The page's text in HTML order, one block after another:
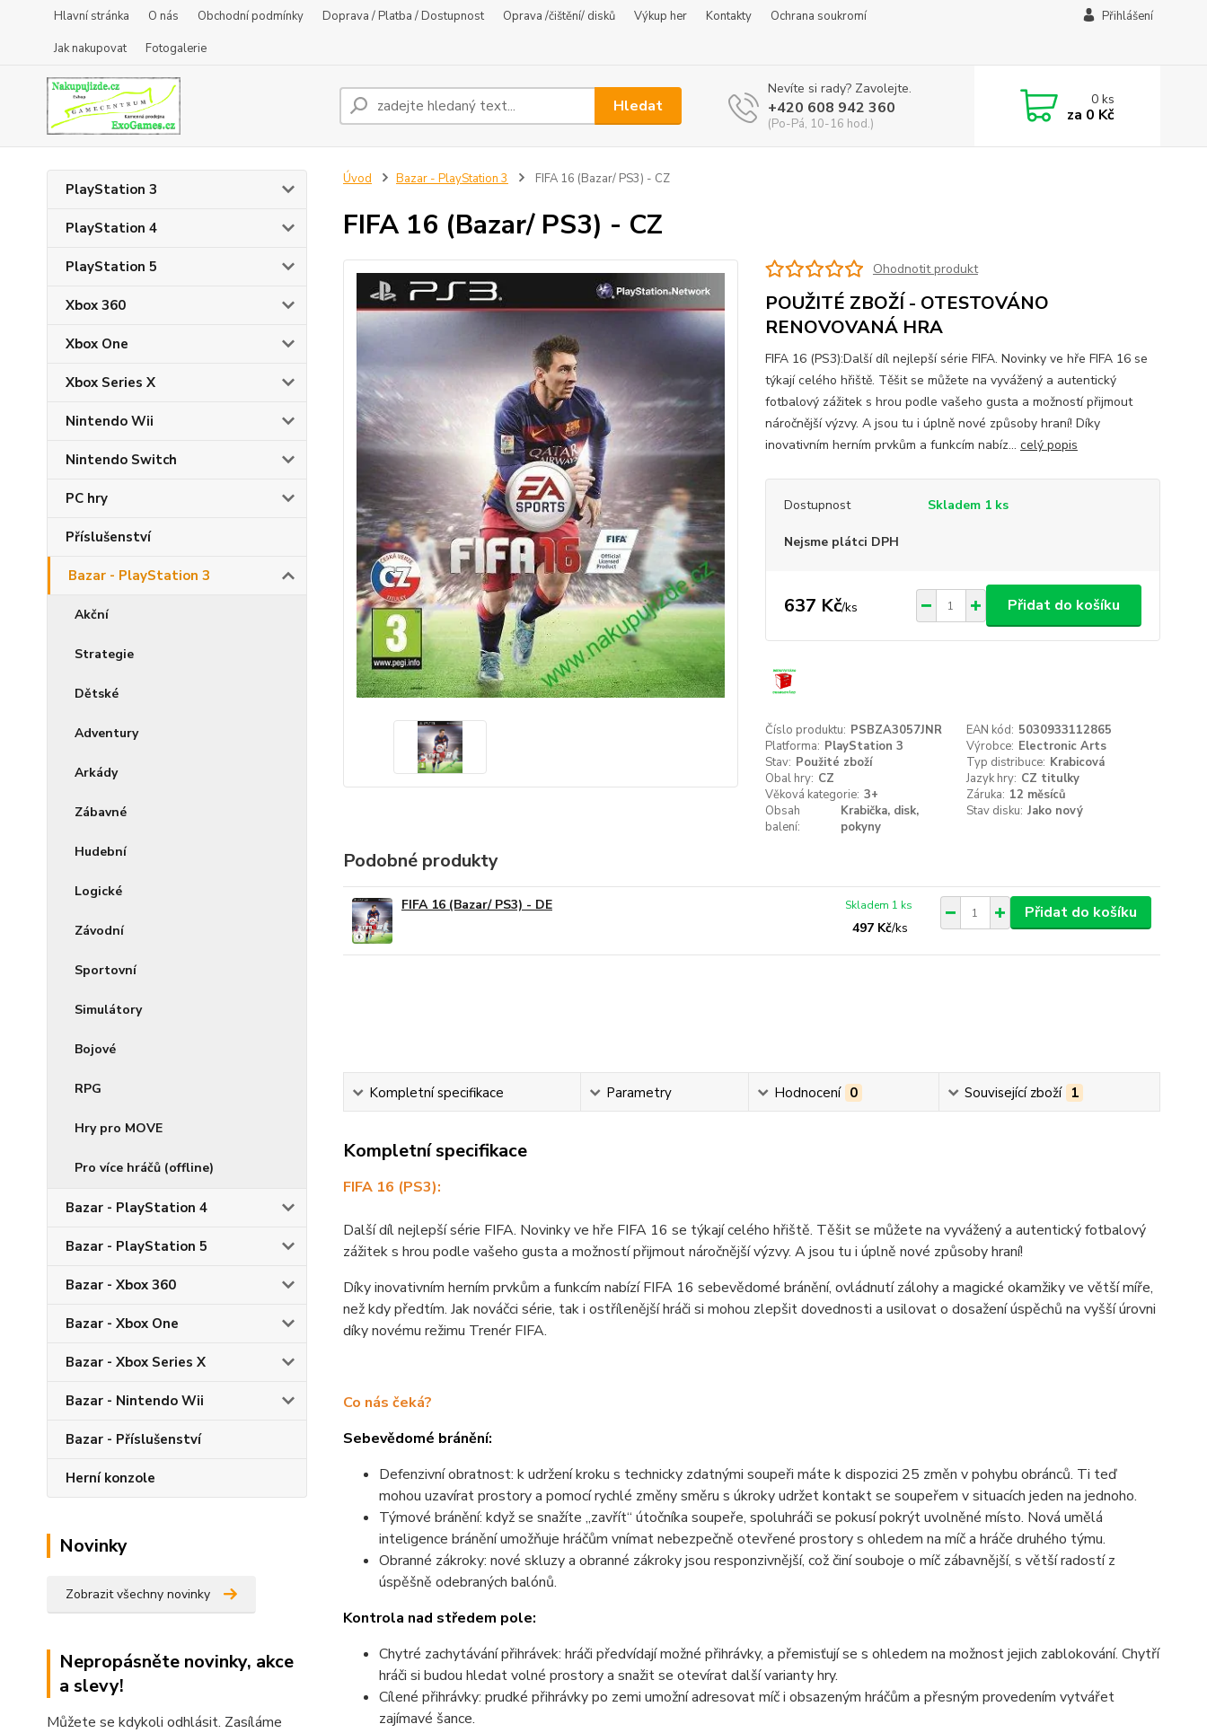
Hlavní stránka O nás Obchodní podmínky Doprava / Platba / Dostupnost Oprava /čištění/ disků Výkup her Kontakty
Ochrana soukromí
Jak nakupovat
Fotogalerie
Přihlášení
Hledat
Nevíte si rady? Zavolejte.
+420 608 942 360
(Po-Pá, 10-16 hod.)
0ks
za 0 Kč
PlayStation 3
PlayStation 4
PlayStation 5
Xbox 360
Xbox One
Xbox Series X
Nintendo Wii
Nintendo Switch
PC hry
Příslušenství
Bazar - PlayStation 3
Akční
Strategie
Dětské
Adventury
Arkády
Zábavné
Hudební
Logické
Závodní
Sportovní
Simulátory
Bojové
RPG
Hry pro MOVE
Pro více hráčů (offline)
Bazar - PlayStation 4
Bazar - PlayStation 5
Bazar - Xbox 360
Bazar - Xbox One
Bazar - Xbox Series X
Bazar - Nintendo Wii
Bazar - Příslušenství
Herní konzole
Novinky
Zobrazit všechny novinky
Nepropásněte novinky, akce
a slevy!
Můžete se kdykoli odhlásit. Zasíláme
Úvod Bazar - PlayStation 3 FIFA 16 (Bazar/ PS3) - CZ
FIFA 16 (Bazar/ PS3) - CZ
Ohodnotit produkt
POUŽITÉ ZBOŽÍ - OTESTOVÁNO
RENOVOVANÁ HRA
FIFA 16 (PS3):Další díl nejlepší série FIFA. Novinky ve hře FIFA 16 se
týkají celého hřiště. Těšit se můžete na vyvážený a autentický
fotbalový zážitek s hrou podle vašeho gusta a možností přijmout
náročnější výzvy. A jsou tu i úplně nové způsoby hraní! Díky
inovativním herním prvkům a funkcím nabíz... celý popis
Dostupnost Skladem 1 ks
Nejsme plátci DPH
637 Kč/ks Přidat do košíku
Číslo produktu: PSBZA3057JNR EAN kód: 5030933112865
Platforma: PlayStation 3 Výrobce: Electronic Arts
Stav: Použité zboží Typ distribuce: Krabicová
Obal hry: CZ Jazyk hry: CZ titulky
Věková kategorie: 3+ Záruka: 12 měsíců
Obsah
balení:
Krabička, disk,
pokyny
Stav disku: Jako nový
Podobné produkty
FIFA 16 (Bazar/ PS3) - DE
497 Kč/ks
Skladem 1 ks Přidat do košíku
Kompletní specifikace Parametry Hodnocení 0 Související zboží 1
Kompletní specifikace
FIFA 16 (PS3):
Další díl nejlepší série FIFA. Novinky ve hře FIFA 16 se týkají celého hřiště. Těšit se můžete na vyvážený a autentický fotbalový
zážitek s hrou podle vašeho gusta a možností přijmout náročnější výzvy. A jsou tu i úplně nové způsoby hraní!
Díky inovativním herním prvkům a funkcím nabízí FIFA 16 sebevědomé bránění, ovládnutí zálohy a magické okamžiky ve větší míře,
než kdy předtím. Jak nováčci série, tak i ostřílenější hráči si mohou zlepšit dovednosti a usilovat o dosažení úspěchů na vyšší úrovni
díky novému režimu Trenér FIFA.
Co nás čeká?
Sebevědomé bránění:
Defenzivní obratnost: k udržení kroku s technicky zdatnými soupeři máte k dispozici 25 změn v pohybu obránců. Ti teď
mohou uzavírat prostory a pomocí rychlé změny směru s úkroky udržet kontakt se soupeřem v situacích jeden na jednoho.
Týmové bránění: když se snažíte „zavřít“ útočníka soupeře, spoluhráči se pokusí pokrýt uvolněné místo. Nová umělá
inteligence bránění umožňuje hráčům vnímat nebezpečně otevřené prostory s ohledem na míč a hráče druhého týmu.
Obranné zákroky: nové skluzy a obranné zákroky jsou responzivnější, což činí souboje o míč zábavnější, s větší radostí z
úspěšně odebraných balónů.
Kontrola nad středem pole:
Chytré zachytávání přihrávek: hráči předvídají možné přihrávky, a přemisťují se s ohledem na možnost jejich zablokování. Chytří
hráči si budou hledat volné prostory a snažit se otevírat další varianty hry.
Cílené přihrávky: prudké přihrávky po zemi umožní adresovat míč i obsazeným hráčům a přesným provedením vytvářet
zajímavé šance.